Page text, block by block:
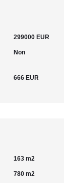
299000 EUR
Non
666 EUR
163 m2
780 m2